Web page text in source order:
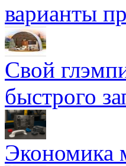
варианты
Свой
быстрого
Экономика